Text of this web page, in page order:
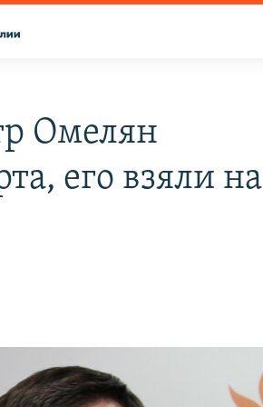
Омелян
его взяли на